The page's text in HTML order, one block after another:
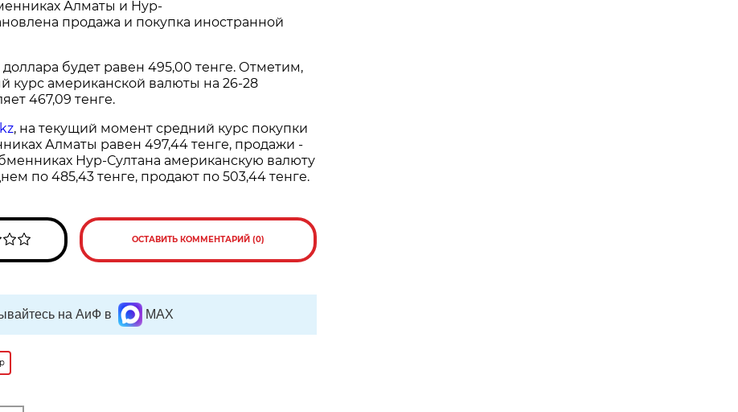
Алматы и Нур-
продажа и покупка иностранной
будет равен 495,00 тенге. Отметим,
курс американской валюты на 26-28
467,09 тенге.
, на текущий момент средний курс покупки
Алматы равен 497,44 тенге, продажи -
Нур-Султана американскую валюту
по 485,43 тенге, продают по 503,44 тенге.
ОСТАВИТЬ КОММЕНТАРИЙ (0)
на АиФ в MAX